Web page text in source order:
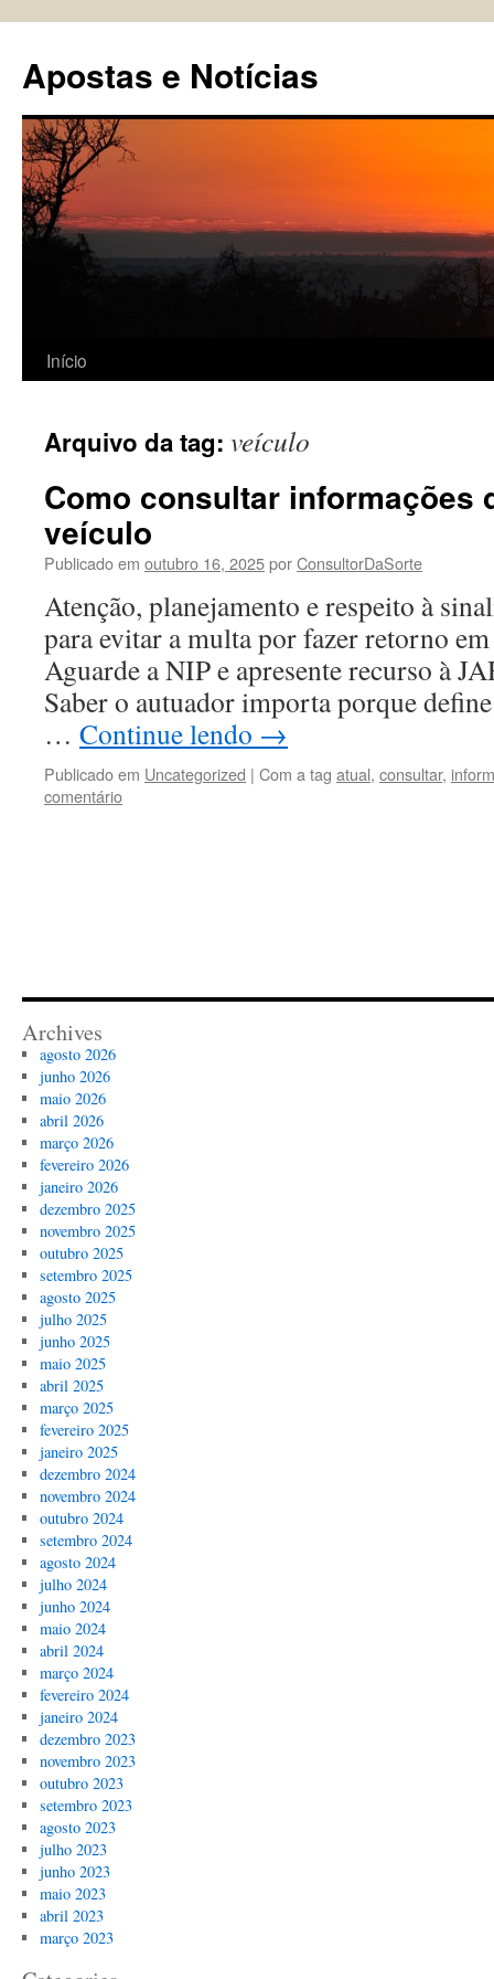
conteúdo
Apostas e Notícias
Início
Arquivo da tag: veículo
Como consultar informações
veículo
Publicado em outubro 16, 2025porConsultorDaSorte
Atenção, planejamento e respeito à
para evitar a multa por fazer retorno
Aguarde a NIP e apresente recurso à
Saber o autuador importa porque
… Continue lendo →
Publicado em Uncategorized | Com a tag atual, consultar,
comentário
Archives
agosto 2026
junho 2026
maio 2026
abril 2026
março 2026
fevereiro 2026
janeiro 2026
dezembro 2025
novembro 2025
outubro 2025
setembro 2025
agosto 2025
julho 2025
junho 2025
maio 2025
abril 2025
março 2025
fevereiro 2025
janeiro 2025
dezembro 2024
novembro 2024
outubro 2024
setembro 2024
agosto 2024
julho 2024
junho 2024
maio 2024
abril 2024
março 2024
fevereiro 2024
janeiro 2024
dezembro 2023
novembro 2023
outubro 2023
setembro 2023
agosto 2023
julho 2023
junho 2023
maio 2023
abril 2023
março 2023